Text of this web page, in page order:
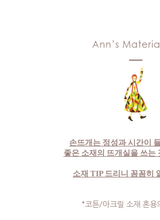
손뜨개는 정성과 시간이
좋은 소재의 뜨개실을 쓰는
소재 TIP 드리니 꼼꼼히
*코튼/아크릴 소재 혼용